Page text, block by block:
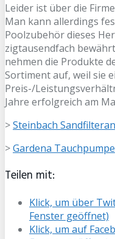
Leider ist über die
Man kann allerdings
Poolzubehör dieses
zigtausendfach
nehmen die Produkte
Sortiment auf, weil sie
Preis-/
Jahre erfolgreich am
>Steinbach
>Gardena Tauchpumpe
Teilen mit:
Klick, um über
Fenster geöffnet)
Klick, um auf